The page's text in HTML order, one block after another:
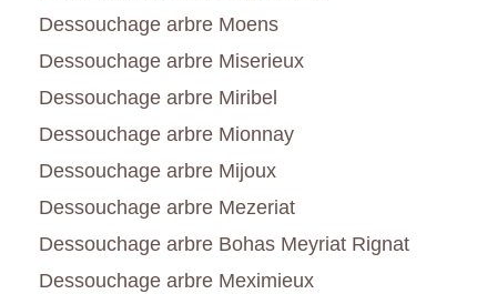
Dessouchage arbre Moens
Dessouchage arbre Miserieux
Dessouchage arbre Miribel
Dessouchage arbre Mionnay
Dessouchage arbre Mijoux
Dessouchage arbre Mezeriat
Dessouchage arbre Bohas Meyriat Rignat
Dessouchage arbre Meximieux